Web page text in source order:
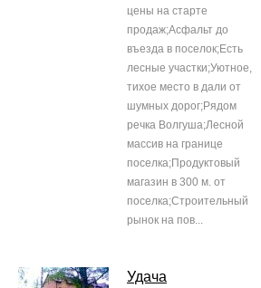
цены на старте
продаж;Асфальт до
въезда в поселок;Есть
лесные участки;Уютное,
тихое место в дали от
шумных дорог;Рядом
речка Волгуша;Лесной
массив на границе
поселка;Продуктовый
магазин в 300 м. от
поселка;Строительный
рынок на пов...
Удача